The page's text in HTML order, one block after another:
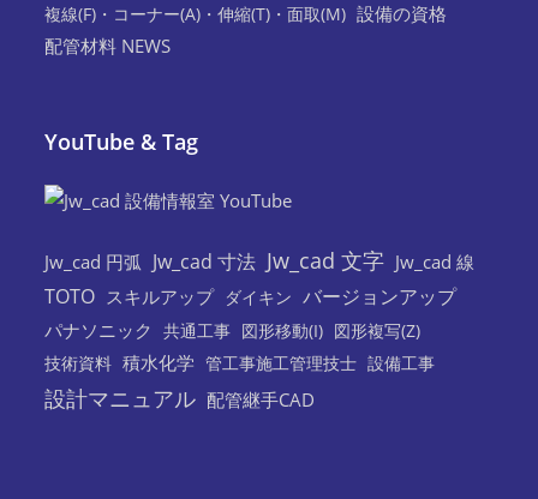
複線(F)・コーナー(A)・伸縮(T)・面取(M) 設備の資格
配管材料 NEWS
YouTube & Tag
Jw_cad 円弧 Jw_cad 寸法 Jw_cad 文字 Jw_cad 線
TOTO スキルアップ ダイキン バージョンアップ
パナソニック 共通工事 図形移動(I) 図形複写(Z)
技術資料 積水化学 管工事施工管理技士 設備工事
設計マニュアル 配管継手CAD